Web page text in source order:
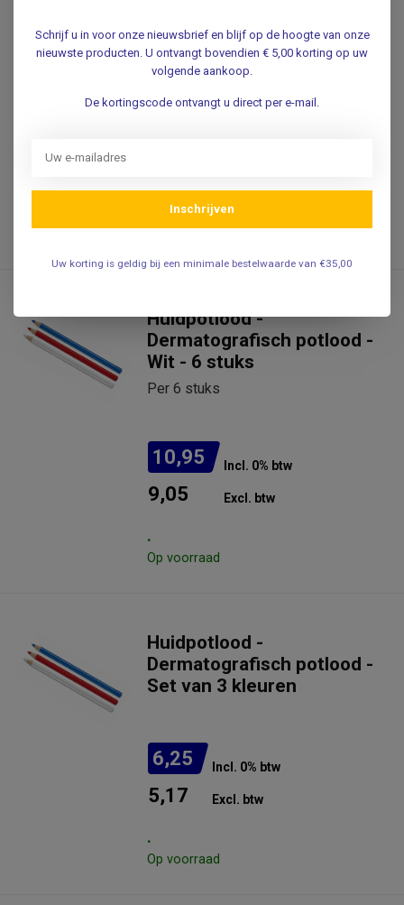
Rood - 6 stuks
Per 6 stuks
Huidpotlood -
Dermatografisch potlood -
Wit - 6 stuks
Per 6 stuks
10,95 Incl. 0% btw
9,05 Excl. btw
.
Op voorraad
Huidpotlood -
Dermatografisch potlood -
Set van 3 kleuren
6,25 Incl. 0% btw
5,17 Excl. btw
.
Op voorraad
Schrijf u in voor onze nieuwsbrief en blijf op de hoogte van onze
nieuwste producten. U ontvangt bovendien € 5,00 korting op uw
volgende aankoop.
De kortingscode ontvangt u direct per e-mail.
Inschrijven
Uw korting is geldig bij een minimale bestelwaarde van €35,00